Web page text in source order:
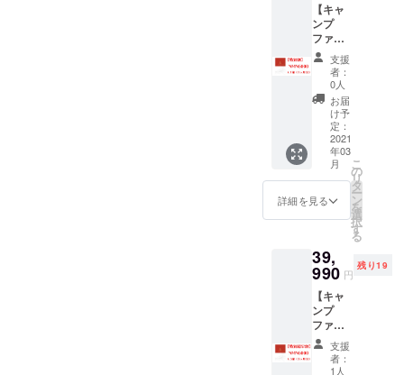
【キャ
ンプ
ファイ
ヤー特
別割
引】
NMN60
00 x 1
箱 1ヶ
月分
支援
者：
0人
お届
け予
定：
2021
年03
月
詳細を見る
こ
の
リ
タ
ー
ン
を
選
択
す
る
39,
990 円
残り19
【キャ
ンプ
ファイ
ヤー特
別超早
割】数
支援
者：
1人